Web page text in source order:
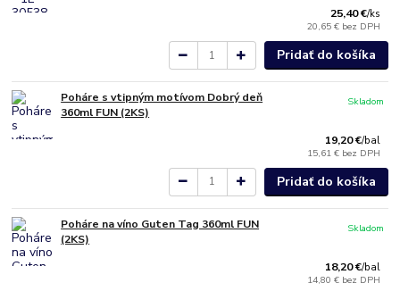
25,40 €/ks
20,65 € bez DPH
Pridať do košíka
Poháre s vtipným motívom Dobrý deň
360ml FUN (2KS)
19,20 €/bal
15,61 € bez DPH
Skladom
Pridať do košíka
Poháre na víno Guten Tag 360ml FUN
(2KS)
18,20 €/bal
14,80 € bez DPH
Skladom